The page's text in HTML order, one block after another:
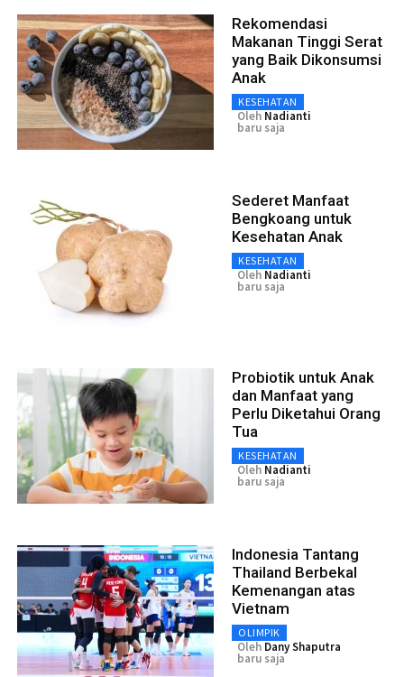
Rekomendasi
Makanan Tinggi Serat
yang Baik Dikonsumsi
Anak
KESEHATAN
Oleh Nadianti
baru saja
Sederet Manfaat
Bengkoang untuk
Kesehatan Anak
KESEHATAN
Oleh Nadianti
baru saja
Probiotik untuk Anak
dan Manfaat yang
Perlu Diketahui Orang
Tua
KESEHATAN
Oleh Nadianti
baru saja
Indonesia Tantang
Thailand Berbekal
Kemenangan atas
Vietnam
OLIMPIK
Oleh Dany Shaputra
baru saja